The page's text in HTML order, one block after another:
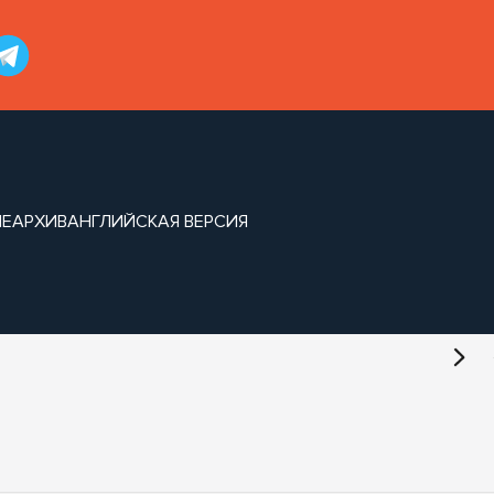
АРХИВАНГЛИЙСКАЯ ВЕРСИЯ